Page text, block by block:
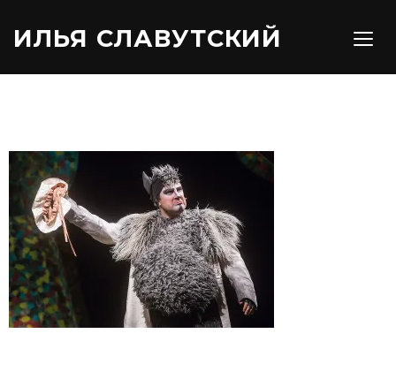
ИЛЬЯ СЛАВУТСКИЙ